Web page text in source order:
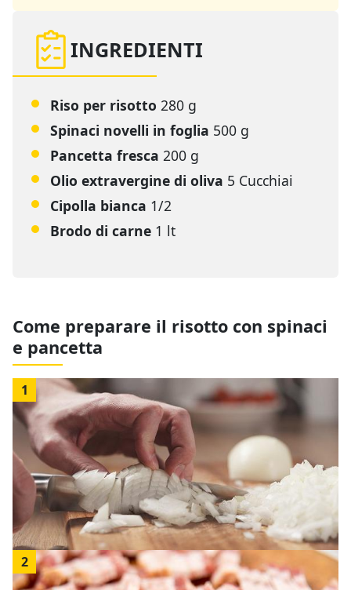
INGREDIENTI
Riso per risotto 280 g
Spinaci novelli in foglia 500 g
Pancetta fresca 200 g
Olio extravergine di oliva 5 Cucchiai
Cipolla bianca 1/2
Brodo di carne 1 lt
Come preparare il risotto con spinaci
e pancetta
1
2